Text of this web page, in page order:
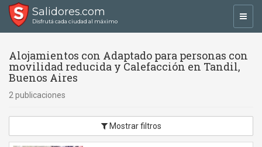
Salidores.com
Disfrutá cada ciudad al máximo
Alojamientos con Adaptado para personas con
movilidad reducida y Calefacción en Tandil,
Buenos Aires
2 publicaciones
Mostrar filtros